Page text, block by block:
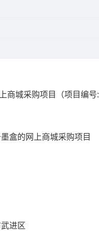
商城采购项目 （项目编号:
盒的网上商城采购项目
进区